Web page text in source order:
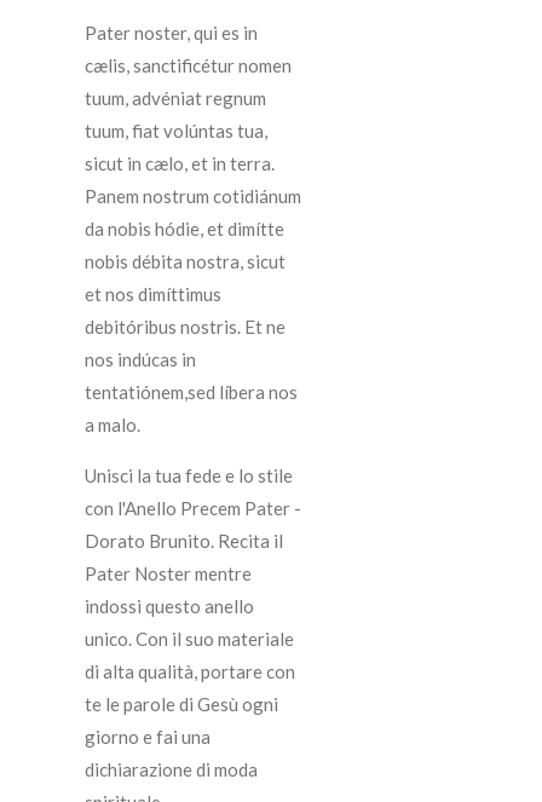
Pater noster, qui es in
cælis, sanctificétur nomen
tuum, advéniat regnum
tuum, fiat volúntas tua,
sicut in cælo, et in terra.
Panem nostrum cotidiánum
da nobis hódie,et dimítte
nobis débita nostra,sicut
et nos dimíttimus
debitóribus nostris. Et ne
nos indúcas in
tentatiónem,sed líbera nos
a malo.
Unisci la tua fede e lo stile
con l'Anello Precem Pater -
Dorato Brunito. Recita il
Pater Noster mentre
indossi questo anello
unico. Con il suo materiale
di alta qualità, portare con
te le parole di Gesù ogni
giorno e fai una
dichiarazione di moda